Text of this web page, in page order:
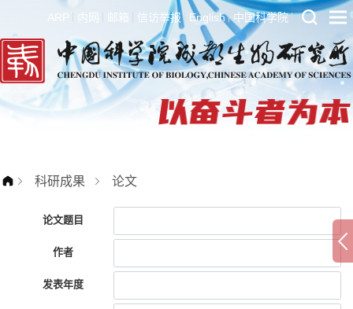
ARP 内网 邮箱 信访举报 English 中国科学院
科研成果 论文
论文题目
作者
发表年度